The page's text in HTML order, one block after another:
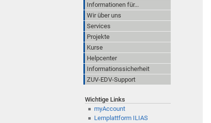
Informationen für...
Wir über uns
Services
Projekte
Kurse
Helpcenter
Informationssicherheit
ZUV-EDV-Support
Wichtige Links
myAccount
Lernplattform ILIAS